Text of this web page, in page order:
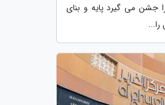
جشن می گیرد پایه و بنای
را...